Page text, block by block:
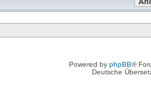
Powered by phpBB®
Deutsche